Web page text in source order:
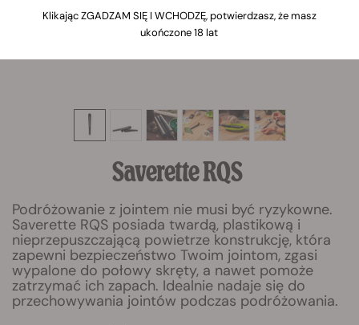
Saverette RQS
Podróżowanie z jointem nie musi być ryzykowne.
Saverette RQS posiada twardą, plastikową i
nieprzepuszczającą powietrze konstrukcję, która
zapewni bezpieczeństwo Twoim jointom, zgasi
wypalone do połowy skręty, a nawet pomoże
zatrzymać ich zapach. Idealnie nadaje się do
przechowywania jointów podczas podróżowania.
Klikając ZGADZAM SIĘ I WCHODZĘ, potwierdzasz, że masz
ukończone 18 lat